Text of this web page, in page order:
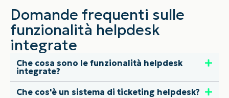
Domande frequenti sulle
funzionalità helpdesk
integrate
Che cosa sono le funzionalità helpdesk
integrate?
Che cos'è un sistema di ticketing helpdesk?